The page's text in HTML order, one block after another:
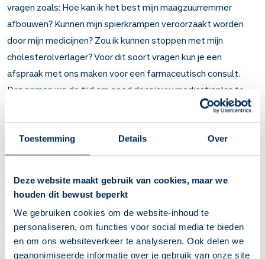
Toestemming Details Over
Deze website maakt gebruik van cookies, maar we
houden dit bewust beperkt
We gebruiken cookies om de website-inhoud te
personaliseren, om functies voor social media te bieden
en om ons websiteverkeer te analyseren. Ook delen we
geanonimiseerde informatie over je gebruik van onze site
vragen zoals: Hoe kan ik het best mijn maagzuurremmer
afbouwen? Kunnen mijn spierkrampen veroorzaakt worden
door mijn medicijnen? Zou ik kunnen stoppen met mijn
cholesterolverlager? Voor dit soort vragen kun je een
afspraak met ons maken voor een farmaceutisch consult.
Dan nemen we de tijd om goed door jouw medicatieplan te
lopen, zodat we een passend advies kunnen geven. In de
meeste gevallen gaat dit niet bij de balie, ook vanwege de
vertrouwelijkheid van jouw gegevens.
Wat kan je tijdens een consult bespreken?
Samenstellen van een afbouwschema
Bespreken van een klacht of bijwerking
Bespreken van een veranderde situatie
Advies van een arts
Beantwoorden van een inhoudelijke vraag
Uitzoeken van een verandering in dosering of vorm van het